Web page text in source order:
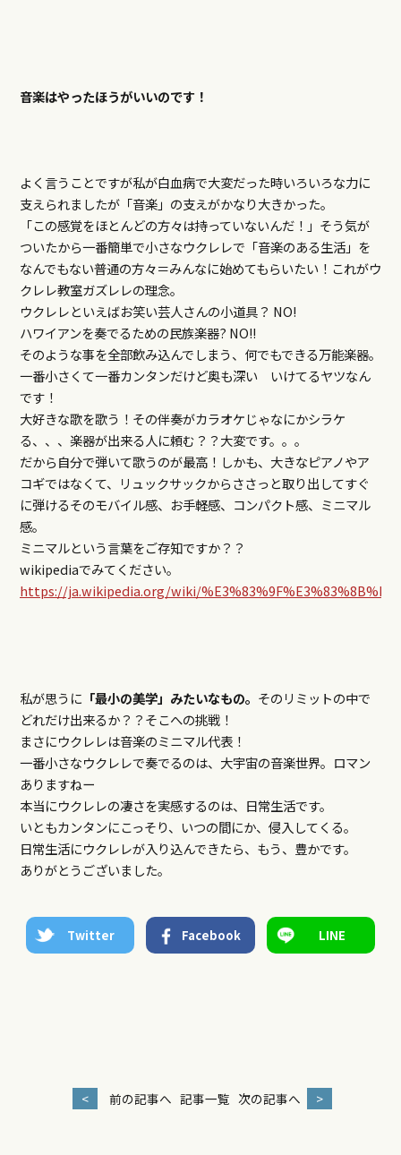
音楽はやったほうがいいのです！
よく言うことですが私が白血病で大変だった時いろいろな力に
支えられましたが「音楽」の支えがかなり大きかった。
「この感覚をほとんどの方々は持っていないんだ！」そう気が
ついたから一番簡単で小さなウクレレで「音楽のある生活」を
なんでもない普通の方々＝みんなに始めてもらいたい！これがウ
クレレ教室ガズレレの理念。
ウクレレといえばお笑い芸人さんの小道具？ NO!
ハワイアンを奏でるための民族楽器? NO!!
そのような事を全部飲み込んでしまう、何でもできる万能楽器。
一番小さくて一番カンタンだけど奥も深い いけてるヤツなん
です！
大好きな歌を歌う！その伴奏がカラオケじゃなにかシラケ
る、、、楽器が出来る人に頼む？？大変です。。。
だから自分で弾いて歌うのが最高！しかも、大きなピアノやア
コギではなくて、リュックサックからささっと取り出してすぐ
に弾けるそのモバイル感、お手軽感、コンパクト感、ミニマル
感。
ミニマルという言葉をご存知ですか？？
wikipediaでみてください。
https://ja.wikipedia.org/wiki/
私が思うに 「最小の美学」みたいなもの。 そのリミットの中で
どれだけ出来るか？？そこへの挑戦！
まさにウクレレは音楽のミニマル代表！
一番小さなウクレレで奏でるのは、大宇宙の音楽世界。ロマン
ありますねー
本当にウクレレの凄さを実感するのは、日常生活です。
いともカンタンにこっそり、いつの間にか、侵入してくる。
日常生活にウクレレが入り込んできたら、もう、豊かです。
ありがとうございました。
Twitter Facebook LINE
< 前の記事へ 記事一覧 次の記事へ >